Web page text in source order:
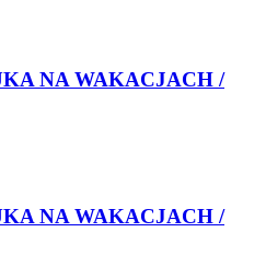
NA WAKACJACH /
NA WAKACJACH /